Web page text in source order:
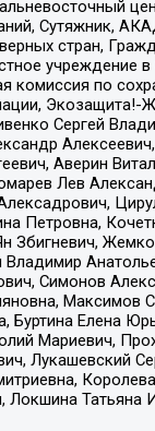
Сутяжник,
стран,
учреждение
комиссия по
Сергей
Аверин
Лев
Петровна,
Збигневич,
Владимир
Симонов
Максимов
Буртина Елена
Мариевич,
Лукашевский